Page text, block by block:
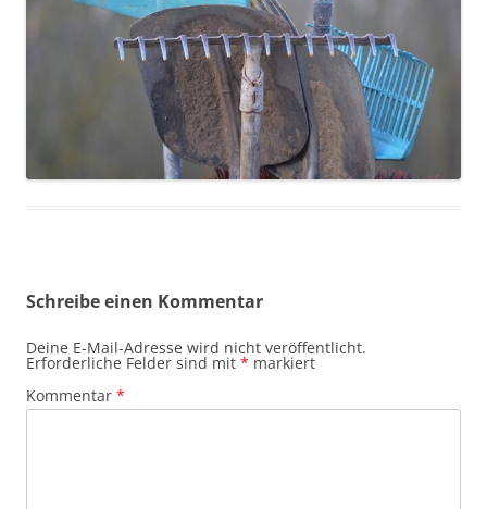
Schreibe einen Kommentar
Deine E-Mail-Adresse wird nicht veröffentlicht.
Erforderliche Felder sind mit * markiert
Kommentar *